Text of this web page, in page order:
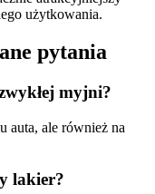
użytkowania.
pytania
myjni?
auta, ale również na
lakier?